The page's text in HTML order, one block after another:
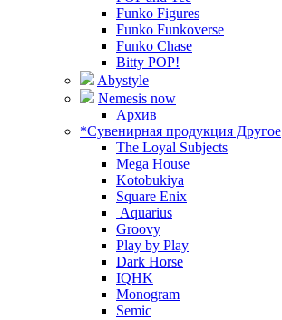
Funko Figures
Funko Funkoverse
Funko Chase
Bitty POP!
Abystyle
Nemesis now
Архив
*Сувенирная продукция Другое
The Loyal Subjects
Mega House
Kotobukiya
Square Enix
Aquarius
Groovy
Play by Play
Dark Horse
IQHK
Monogram
Semic